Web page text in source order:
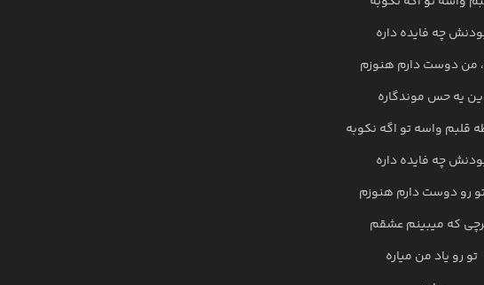
چه فایده داره
من دوست دارم هنوزم
یه حس موندگاره
قلبم واسه تو اگه نکوبه
چه فایده داره
رو دوست دارم هنوزم
که میبینم عشقم
تو رو یاد من میاره